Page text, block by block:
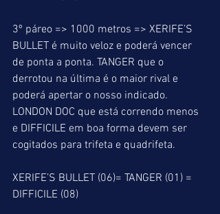
3º páreo => 1000 metros => XERIFE’S
BULLET é muito veloz e poderá vencer
de ponta a ponta. TANGER que o
derrotou na última é o maior rival e
poderá apertar o nosso indicado.
LONDON DOC que está correndo menos
e DIFFICILE em boa forma devem ser
cogitados para trifeta e quadrifeta.
XERIFE’S BULLET (06)= TANGER (01) =
DIFFICILE (08)